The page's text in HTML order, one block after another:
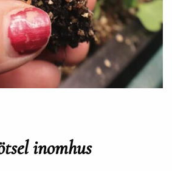
inomhus